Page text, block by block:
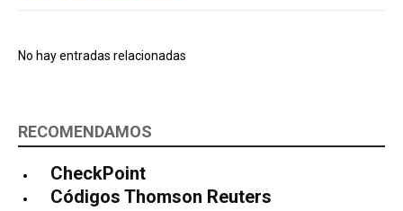
No hay entradas relacionadas
RECOMENDAMOS
CheckPoint
Códigos Thomson Reuters